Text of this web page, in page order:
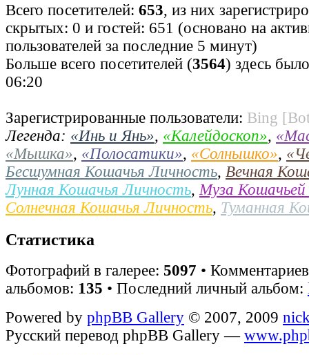
Всего посетителей: 653, из них
скрытых: 0 и гостей: 651 (основано на
пользователей за последние 5 минут)
Больше всего посетителей (3564) здесь
06:20
Зарегистрированные пользователи: Bing
Легенда: «Инь и Янь», «Калейдоскоп»,
«Мышка», «Полосатики», «Солнышко»,
Бесшумная Кошачья Личность, Вечная
Лунная Кошачья Личность, Муза
Солнечная Кошачья Личность, Туманная
Статистика
Фотографий в галерее: 5097 •
альбомов: 135 • Последний личный альбом:
Powered by phpBB Gallery © 2007, 2009
Русский перевод phpBB Gallery —